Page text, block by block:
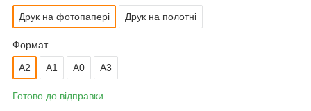
Друк на фотопапері Друк на полотні
Формат
A2 А1 A0 A3
Готово до відправки